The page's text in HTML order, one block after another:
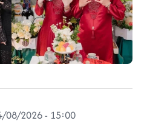
08/2026 - 15:00